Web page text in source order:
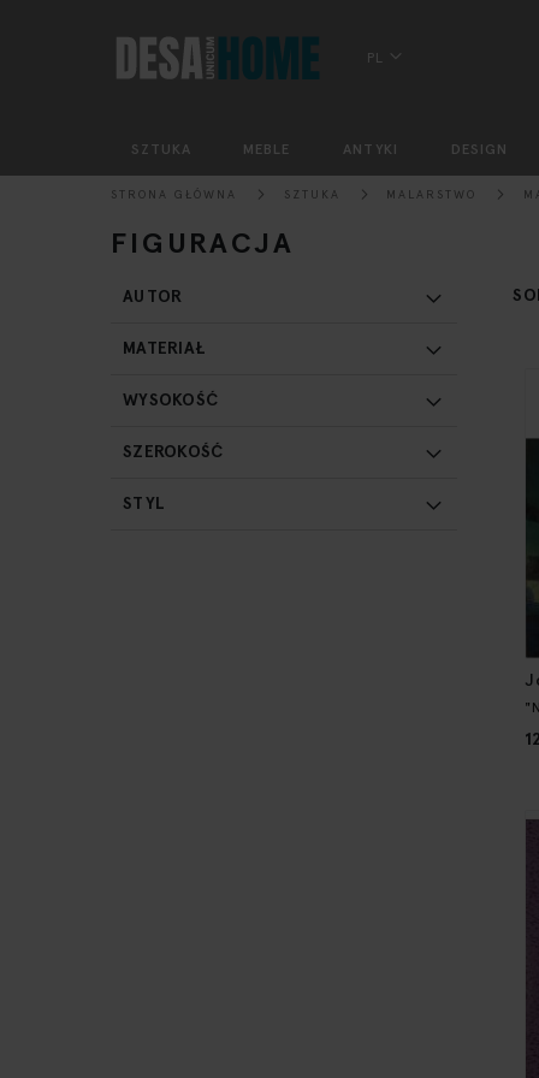
PL
SZTUKA MEBLE ANTYKI DESIGN
STRONA GŁÓWNA SZTUKA MALARSTWO
FIGURACJA
AUTOR
MATERIAŁ
WYSOKOŚĆ
SZEROKOŚĆ
STYL